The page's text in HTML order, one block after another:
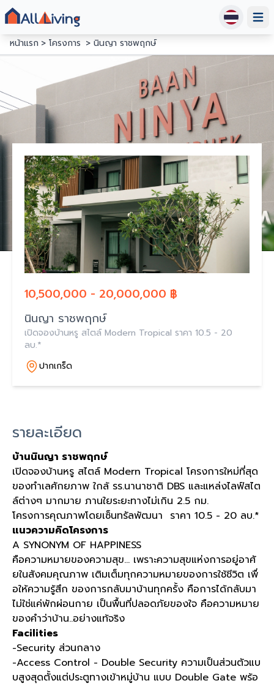
หน้าแรก
โครงการ นินญา ราชพฤกษ์
10,500,000 - 20,000,000 ฿
นินญา ราชพฤกษ์
เปิดจองบ้านหรู สไตล์ Modern Tropical ราคา 10.5 - 20
ลบ.*
ปากเกร็ด
รายละเอียด
บ้านนินญา ราชพฤกษ์
เปิดจองบ้านหรู สไตล์ Modern Tropical โครงการใหม่ที่สุด
ของทำเลศักยภาพ ใกล้ รร.นานาชาติ DBS และแหล่งไลฟ์สไต
ล์ต่างๆ มากมาย ภานใยระยะทางไม่เกิน 2.5 กม.
โครงการคุณภาพโดยเซ็นทรัลพัฒนา ราคา 10.5 - 20 ลบ.*
แนวความคิดโครงการ
A SYNONYM OF HAPPINESS
คือความหมายของความสุข... เพราะความสุขแห่งการอยู่อาศั
ยในสังคมคุณภาพ เติมเต็มทุกความหมายของการใช้ชีวิต เพื่
อให้ความรู้สึก ของการกลับมาบ้านทุกครั้ง คือการได้กลับมา
ไม่ใช่แค่พักผ่อนกาย เป็นพื้นที่ปลอดภัยของใจ คือความหมาย
ของคำว่าบ้าน..อย่างแท้จริง
Facilities
-Security ส่วนกลาง
-Access Control - Double Security ความเป็นส่วนตัวแบ
บสูงสุดตั้งแต่ประตูทางเข้าหมู่บ้าน แบบ Double Gate พร้อ